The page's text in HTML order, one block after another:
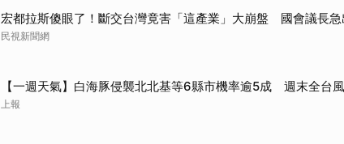
宏都拉斯傻眼了！斷交台灣竟害「這產業」大崩盤 國會議長急
民視新聞網
【一週天氣】白海豚侵襲北北基等6縣市機率逾5成 週末全台
上報